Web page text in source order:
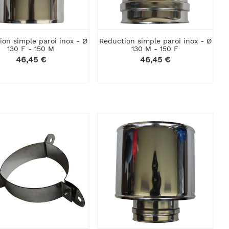
simple paroi inox - Ø
130 F - 150 M
Prix
46,45 €
Réduction simple paroi inox - Ø
130 M - 150 F
Prix
46,45 €